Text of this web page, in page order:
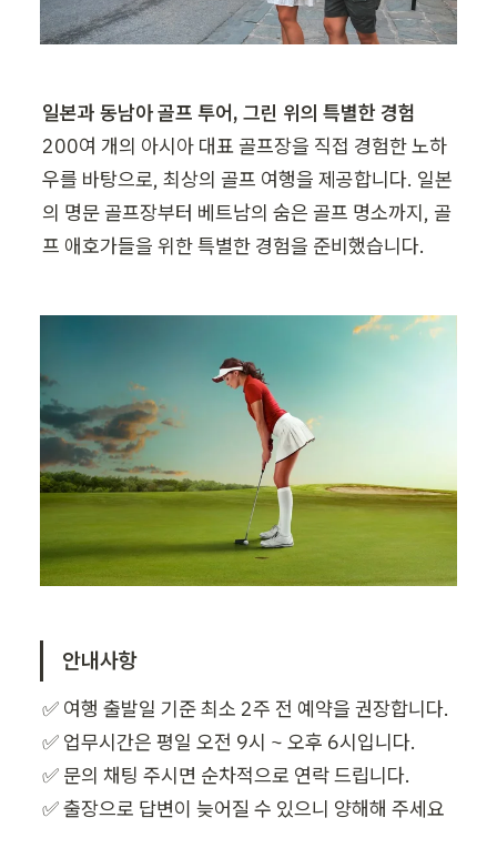
200여 개의 아시아 대표 골프장을 직접 경험한 노하
우를 바탕으로, 최상의 골프 여행을 제공합니다. 일본
의 명문 골프장부터 베트남의 숨은 골프 명소까지, 골
프 애호가들을 위한 특별한 경험을 준비했습니다.
안내사항
✅ 여행 출발일 기준 최소 2주 전 예약을 권장합니다.
✅ 업무시간은 평일 오전 9시 ~ 오후 6시입니다.
✅ 문의 채팅 주시면 순차적으로 연락 드립니다.
✅ 출장으로 답변이 늦어질 수 있으니 양해해 주세요